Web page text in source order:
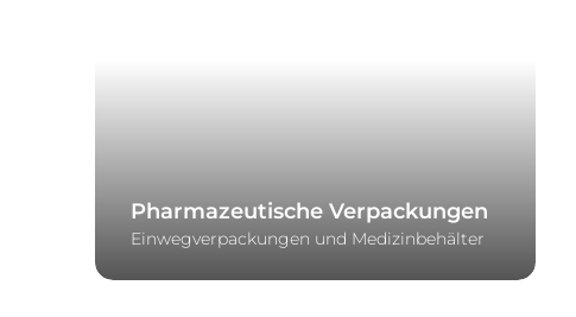
Pharmazeutische Verpackungen
Einwegverpackungen und Medizinbehälter